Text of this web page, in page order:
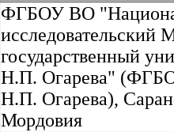
ФГБОУ ВО
исследовательский
государственный
Н.П. Огарева"
Н.П. Огарева),
Мордовия